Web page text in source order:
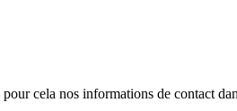
cela nos informations de contact